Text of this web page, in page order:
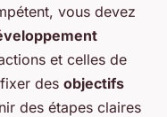
vous devez
et celles de
des objectifs
des étapes claires